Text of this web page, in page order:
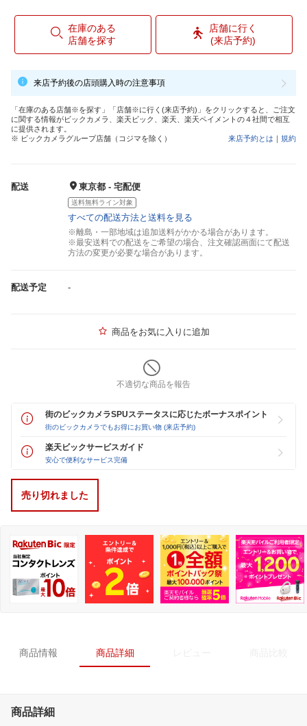
在庫のある
店舗を探す
店舗に行く
(来店予約)
来店予約後の店頭購入時の注意事項
「在庫のある店舗※を探す」「店舗※に行く(来店予約)」をクリックすると、ご注文
に関する情報がビックカメラ、楽天ビック、楽天、楽天ペイメントの４社間で相互
に提供されます。
※ ビックカメラグループ店舗（コジマを除く）
来店予約とは ｜ 規約
配送 東京都 - 宅配便
送料無料ライン対象
すべての配送方法と送料を見る
※離島・一部地域は追加送料がかかる場合があります。
※最安送料での配送をご希望の場合、注文確認画面にて配送
方法の変更が必要な場合があります。
配送予定 -
商品をお気に入りに追加
不適切な商品を報告
街のビックカメラSPUステータスに応じたボーナスポイント
街のビックカメラでもお得にお買い物 (来店予約)
楽天ビックサービスガイド
安心で便利なサービス完備
売り切れました
商品情報 商品詳細
商品詳細